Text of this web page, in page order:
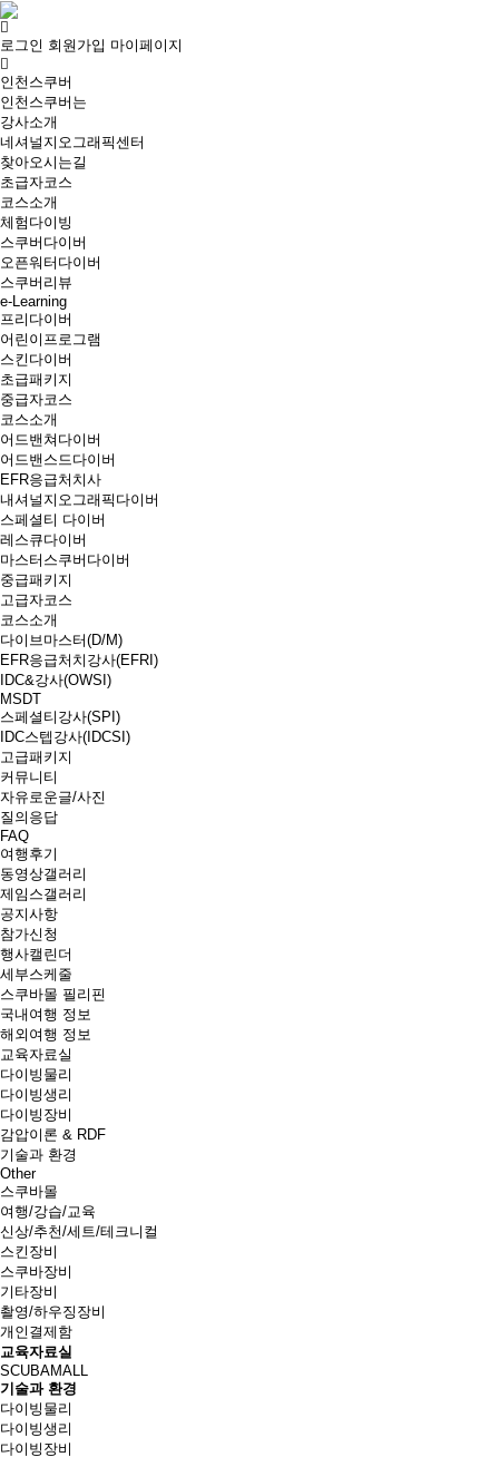
로그인 회원가입 마이페이지
인천스쿠버
인천스쿠버는
강사소개
네셔널지오그래픽센터
찾아오시는길
초급자코스
코스소개
체험다이빙
스쿠버다이버
오픈워터다이버
스쿠버리뷰
e-Learning
프리다이버
어린이프로그램
스킨다이버
초급패키지
중급자코스
코스소개
어드밴쳐다이버
어드밴스드다이버
EFR응급처치사
내셔널지오그래픽다이버
스페셜티 다이버
레스큐다이버
마스터스쿠버다이버
중급패키지
고급자코스
코스소개
다이브마스터(D/M)
EFR응급처치강사(EFRI)
IDC&강사(OWSI)
MSDT
스페셜티강사(SPI)
IDC스텝강사(IDCSI)
고급패키지
커뮤니티
자유로운글/사진
질의응답
FAQ
여행후기
동영상갤러리
제임스갤러리
공지사항
참가신청
행사캘린더
세부스케줄
스쿠바몰 필리핀
국내여행 정보
해외여행 정보
교육자료실
다이빙물리
다이빙생리
다이빙장비
감압이론 & RDF
기술과 환경
Other
스쿠바몰
여행/강습/교육
신상/추천/세트/테크니컬
스킨장비
스쿠바장비
기타장비
촬영/하우징장비
개인결제함
교육자료실
SCUBAMALL
기술과 환경
다이빙물리
다이빙생리
다이빙장비